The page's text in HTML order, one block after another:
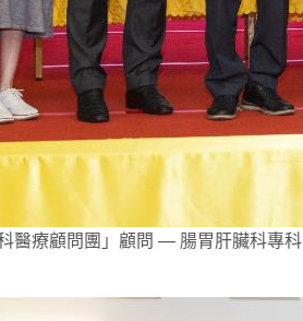
醫療顧問團」顧問 — 腸胃肝臟科專